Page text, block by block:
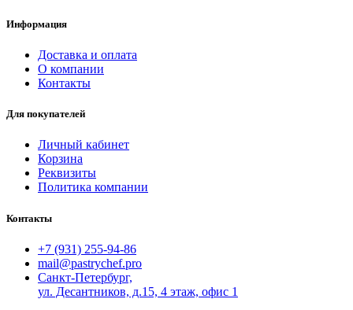
Информация
Доставка и оплата
О компании
Контакты
Для покупателей
Личный кабинет
Корзина
Реквизиты
Политика компании
Контакты
+7 (931) 255-94-86
mail@pastrychef.pro
Санкт-Петербург,
ул. Десантников, д.15, 4 этаж, офис 1